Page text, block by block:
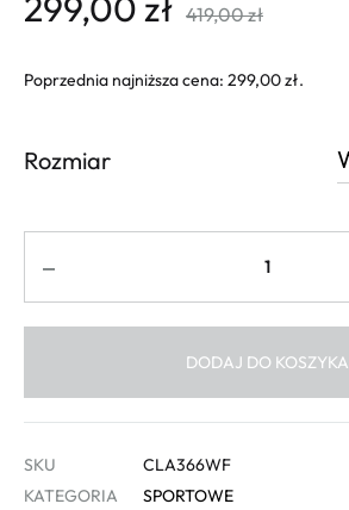
419,00zł
Poprzednia najniższa cena: 299,00zł.
Rozmiar
DODAJ DO KOSZYKA
SKU
CLA366WF
KATEGORIA
SPORTOWE